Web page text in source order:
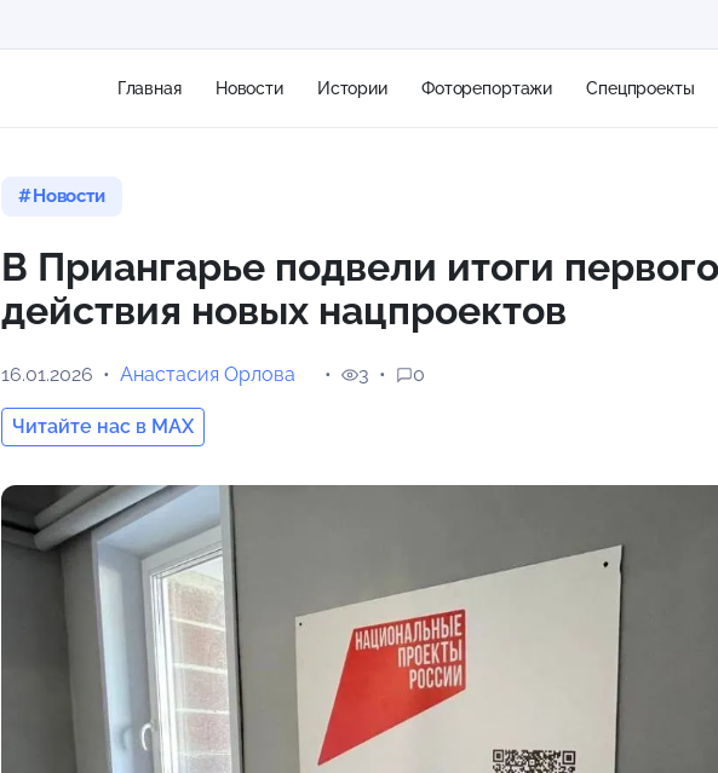
Главная Новости Истории Фоторепортажи Спецпроекты
Новости
В Приангарье подвели итоги
действия новых нацпроектов
16.01.2026 Анастасия Орлова
Читайте нас в MAX
3 0